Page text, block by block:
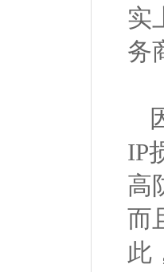
实
务
IP
高
而
此